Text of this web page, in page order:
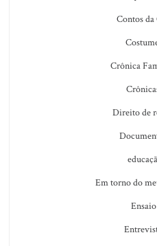
Contos da
Crônica
Direito de
Em torno do
Ensaio